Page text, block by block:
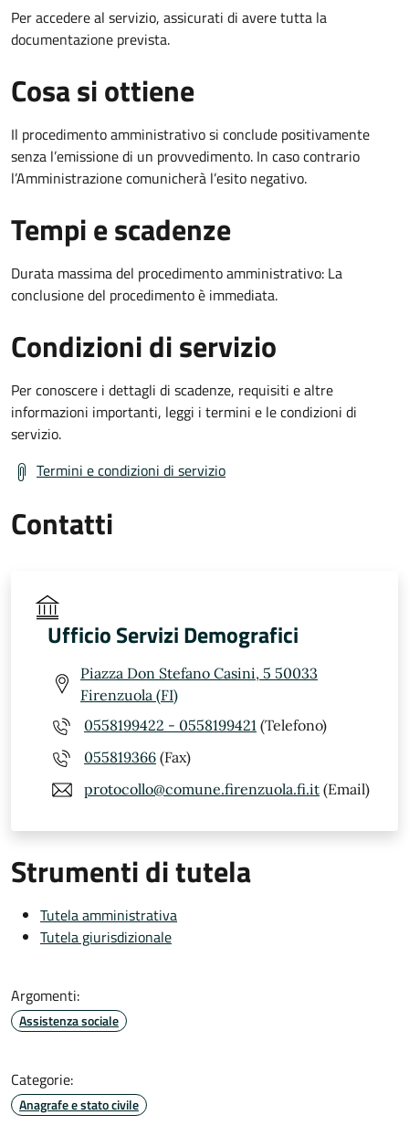
Per accedere al servizio, assicurati di avere tutta la
documentazione prevista.
Cosa si ottiene
Il procedimento amministrativo si conclude positivamente
senza l’emissione di un provvedimento. In caso contrario
l’Amministrazione comunicherà l’esito negativo.
Tempi e scadenze
Durata massima del procedimento amministrativo: La
conclusione del procedimento è immediata.
Condizioni di servizio
Per conoscere i dettagli di scadenze, requisiti e altre
informazioni importanti, leggi i termini e le condizioni di
servizio.
Termini e condizioni di servizio
Contatti
Ufficio Servizi Demografici
Piazza Don Stefano Casini, 5 50033
Firenzuola (FI)
0558199422 - 0558199421 (Telefono)
055819366 (Fax)
protocollo@comune.firenzuola.fi.it (Email)
Strumenti di tutela
Tutela amministrativa
Tutela giurisdizionale
Argomenti:
Assistenza sociale
Categorie:
Anagrafe e stato civile